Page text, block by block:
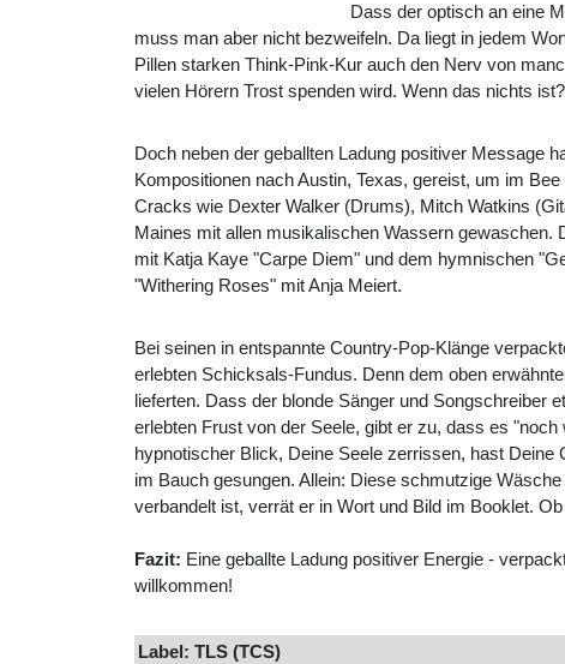
Dass der optisch an eine
muss man aber nicht bezweifeln. Da liegt in jedem
Pillen starken Think-Pink-Kur auch den Nerv von
vielen Hörern Trost spenden wird. Wenn das nichts ist?
Doch neben der geballten Ladung positiver Message
Kompositionen nach Austin, Texas, gereist, um im
Cracks wie Dexter Walker (Drums), Mitch Watkins
Maines mit allen musikalischen Wassern gewaschen.
mit Katja Kaye "Carpe Diem" und dem hymnischen
"Withering Roses" mit Anja Meiert.
Bei seinen in entspannte Country-Pop-Klänge
erlebten Schicksals-Fundus. Denn dem oben
lieferten. Dass der blonde Sänger und
erlebten Frust von der Seele, gibt er zu, dass es
hypnotischer Blick, Deine Seele zerrissen, hast
im Bauch gesungen. Allein: Diese schmutzige
verbandelt ist, verrät er in Wort und Bild im Booklet.
Fazit: Eine geballte Ladung positiver Energie -
willkommen!
Label: TLS (TCS)